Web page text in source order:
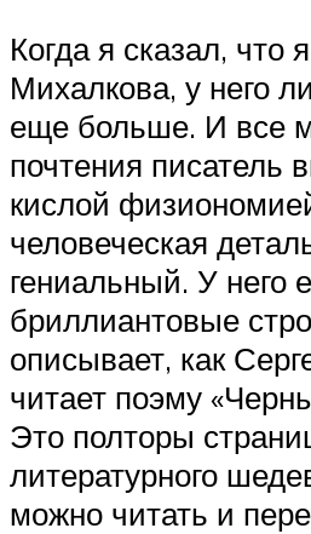
Когда я сказал, что
Михалкова, у него
еще больше. И все
почтения писатель
кислой
человеческая
гениальный. У него
бриллиантовые
описывает, как
читает поэму
Это полторы
литературного
можно читать и